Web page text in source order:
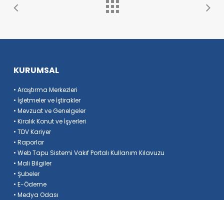
KURUMSAL
• Araştırma Merkezleri
• İşletmeler ve İştirakler
• Mevzuat ve Genelgeler
• Kiralık Konut ve İşyerleri
• TDV Kariyer
• Raporlar
• Web Tapu Sistemi Vakıf Portalı Kullanım Kılavuzu
• Mali Bilgiler
• Şubeler
• E-Ödeme
• Medya Odası